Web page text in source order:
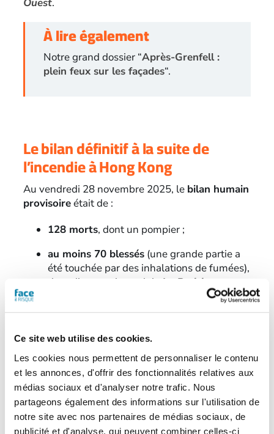
Ce site web utilise des cookies.
Les cookies nous permettent de personnaliser le contenu
et les annonces, d'offrir des fonctionnalités relatives aux
médias sociaux et d'analyser notre trafic. Nous
partageons également des informations sur l'utilisation de
notre site avec nos partenaires de médias sociaux, de
publicité et d'analyse, qui peuvent combiner celles-ci
Ouest.
À lire également
Notre grand dossier “Après-Grenfell :
plein feux sur les façades“.
Le bilan définitif à la suite de
l’incendie à Hong Kong
Au vendredi 28 novembre 2025, le bilan humain
provisoireétait de :
128 morts, dont un pompier ;
au moins 70 blessés(une grande partie a
été touchée par des inhalations de fumées),
dont dix pompiers relaie
Le Parisien
Concernant le bilan matériel,
du complexe résidentiel de Wang Fuk Court
ont été touchées par le feu. L’incendie était
déclaré éteint dans quatre tours dans la matinée
du 27 novembre et sous contrôle dans les trois
autres.